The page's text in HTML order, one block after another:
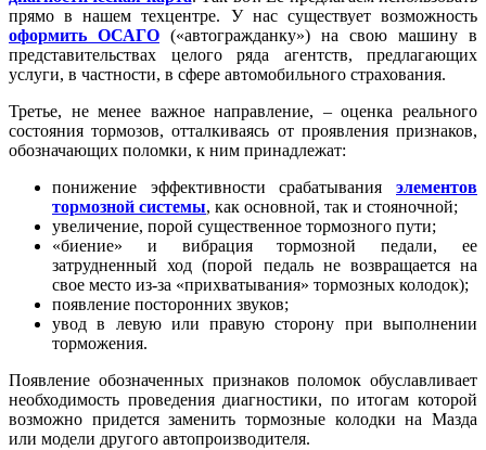
прямо в нашем техцентре. У нас существует возможность
оформить ОСАГО («автогражданку») на свою машину в
представительствах целого ряда агентств, предлагающих
услуги, в частности, в сфере автомобильного страхования.
Третье, не менее важное направление, – оценка реального
состояния тормозов, отталкиваясь от проявления признаков,
обозначающих поломки, к ним принадлежат:
понижение эффективности срабатывания элементов
тормозной системы, как основной, так и стояночной;
увеличение, порой существенное тормозного пути;
«биение» и вибрация тормозной педали, ее
затрудненный ход (порой педаль не возвращается на
свое место из-за «прихватывания» тормозных колодок);
появление посторонних звуков;
увод в левую или правую сторону при выполнении
торможения.
Появление обозначенных признаков поломок обуславливает
необходимость проведения диагностики, по итогам которой
возможно придется заменить тормозные колодки на Мазда
или модели другого автопроизводителя.